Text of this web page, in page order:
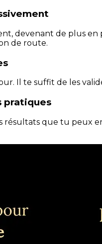
devenant de plus
de route.
Il te suffit de les
pratiques
résultats que tu peux